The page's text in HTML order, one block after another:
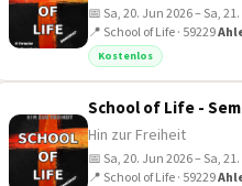
📅 Sa, 20. Jun 2026 – Sa,
📍 School of Life · 59229
Kostenlos
School of Life -
Hin zur Freiheit
📅 Sa, 20. Jun 2026 – Sa,
📍 School of Life · 59229